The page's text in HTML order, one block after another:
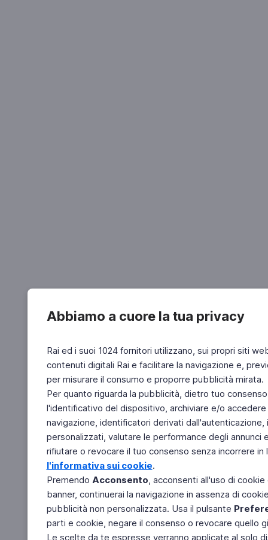
Abbiamo a cuore la tua privacy
Rai ed i suoi 1024 fornitori utilizzano, sui propri siti
contenuti digitali Rai e facilitare la navigazione e,
per misurare il consumo e proporre pubblicità mirata.
Per quanto riguarda la pubblicità, dietro tuo
l'identificativo del dispositivo, archiviare e/o
navigazione, identificatori derivati
personalizzati, valutare le performance degli
rifiutare o revocare il tuo consenso senza incorrere
l'informativa sui cookie.
Premendo Acconsento, acconsenti all'uso di
banner, continuerai la navigazione in assenza di
pubblicità non personalizzata. Usa il pulsante
parti e cookie, negare il consenso o revocare quello
Le scelte da te espresse verranno applicate al solo